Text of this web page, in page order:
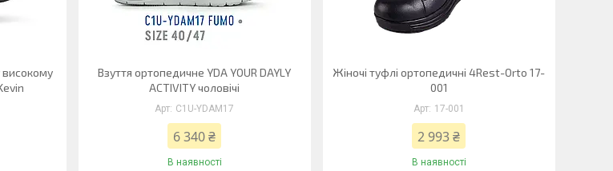
високому
Взуття ортопедичне YDA YOUR DAYLY
ACTIVITY чоловічі
C1U-YDAM17
6 340 ₴
В наявності
Жіночі туфлі ортопедичні 4Rest-Orto 17-
001
17-001
2 993 ₴
В наявності